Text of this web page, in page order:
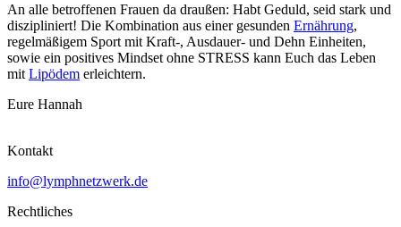
An alle betroffenen Frauen da draußen: Habt Geduld, seid stark und
diszipliniert! Die Kombination aus einer gesunden Ernährung,
regelmäßigem Sport mit Kraft-, Ausdauer- und Dehn Einheiten,
sowie ein positives Mindset ohne STRESS kann Euch das Leben
mit Lipödem erleichtern.
Eure Hannah
Kontakt
info@lymphnetzwerk.de
Rechtliches